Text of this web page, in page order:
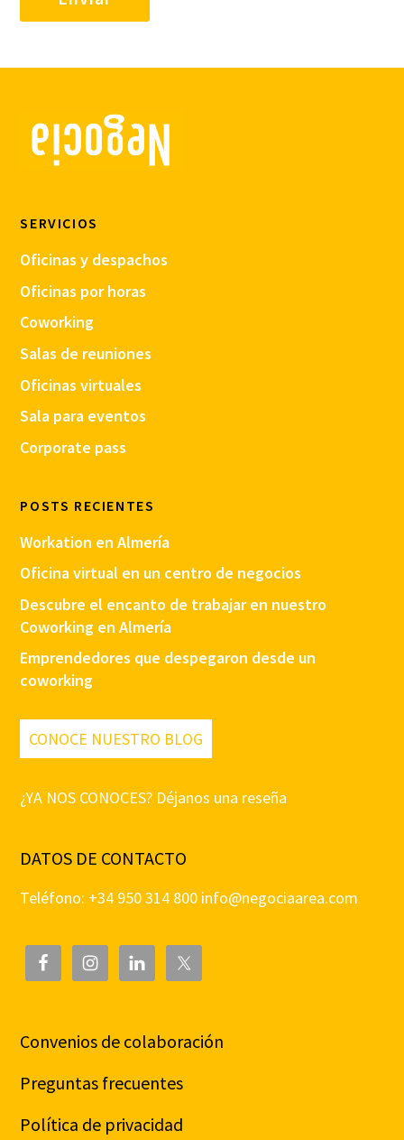
SERVICIOS
Oficinas y despachos
Oficinas por horas
Coworking
Salas de reuniones
Oficinas virtuales
Sala para eventos
Corporate pass
POSTS RECIENTES
Workation en Almería
Oficina virtual en un centro de negocios
Descubre el encanto de trabajar en nuestro
Coworking en Almería
Emprendedores que despegaron desde un
coworking
CONOCE NUESTRO BLOG
¿YA NOS CONOCES? Déjanos una reseña
DATOS DE CONTACTO
Teléfono: +34 950 314 800 info@negociaarea.com
Convenios de colaboración
Preguntas frecuentes
Política de privacidad